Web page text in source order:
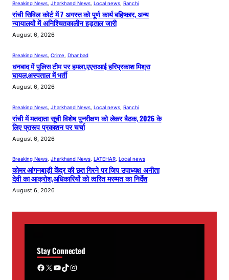
Breaking News Jharkhand News Local news Ranchi
रांची सिविल कोर्ट में 7 अगस्त को पूर्ण कार्य बहिष्कार, अन्य
न्यायालयों में अनिश्चितकालीन हड़ताल जारी
August 6, 2026
Breaking News Crime Dhanbad
धनबाद में पुलिस टीम पर हमला,एएसआई हरिप्रकाश मिश्रा
घायल,अस्पताल में भर्ती
August 6, 2026
Breaking News Jharkhand News Local news Ranchi
रांची में मतदाता सूची विशेष पुनरीक्षण को लेकर बैठक, 2026 के
लिए प्रारूप प्रकाशन पर चर्चा
August 6, 2026
Breaking News, Jharkhand News, LATEHAR, Local news
कोमर आंगनबाड़ी केंद्र की छत गिरने पर जिप उपाध्यक्ष अनीता
देवी का आक्रोश,अधिकारियों को त्वरित मरम्मत का निर्देश
August 6, 2026
Stay Connected
Facebook X YouTube TikTok Instagram